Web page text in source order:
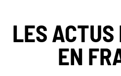
LES ACTUS
EN